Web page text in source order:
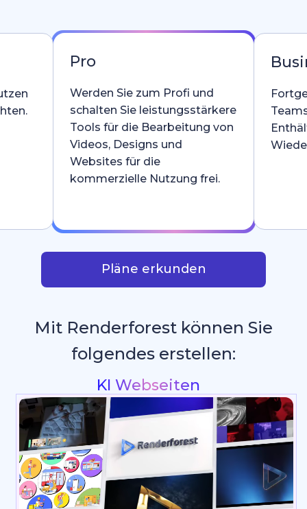
Pro
Werden Sie zum Profi und
schalten Sie leistungsstärkere
Tools für die Bearbeitung von
Videos, Designs und
Websites für die
kommerzielle Nutzung frei.
Pläne erkunden
Mit Renderforest können Sie
folgendes erstellen:
Intros & Logo Animationen